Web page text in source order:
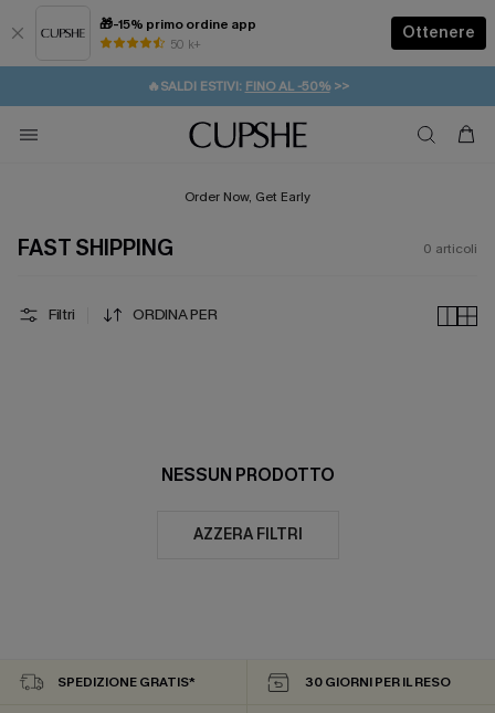
🎁-15% primo ordine app
50 k+
Ottenere
⚡️-15% SUGLI ESSENZIALI DA VACANZA | ACQUISTA
🔥SALDI ESTIVI: FINO AL -50%>>
🚚SPEDIZIONE GRATUITA DA 49€
💌REGALO PER I NUOVI: 20% DI SCONTO*
Order Now, Get Early
FAST SHIPPING 0 articoli
Filtri ORDINA PER
NESSUN PRODOTTO
AZZERA FILTRI
SPEDIZIONE GRATIS* 30 GIORNI PER IL RESO